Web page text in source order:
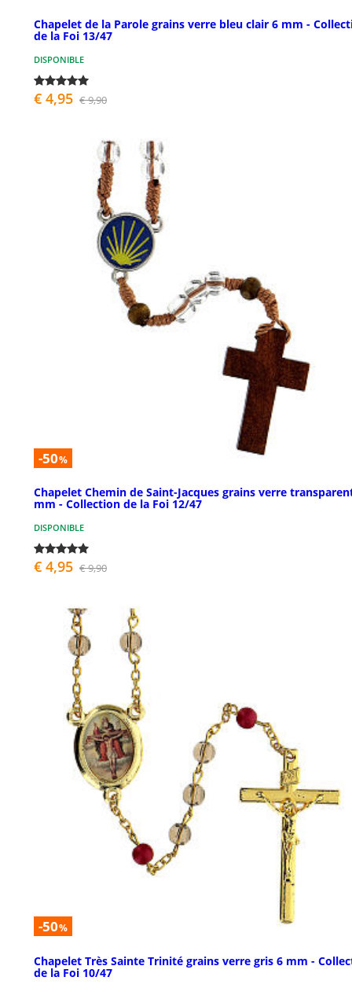
Chapelet de la Parole grains verre bleu clair 6 mm -
de la Foi 13/47
DISPONIBLE
€ 4,95 € 9,90
-50%
Chapelet Chemin de Saint-Jacques grains verre
mm - Collection de la Foi 12/47
DISPONIBLE
€ 4,95 € 9,90
-50%
Chapelet Très Sainte Trinité grains verre gris 6 mm -
de la Foi 10/47